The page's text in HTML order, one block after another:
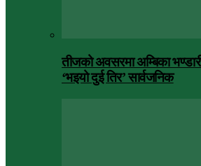
तीजको अवसरमा अम्बिका
‘भइयो दुई तिर’ सार्वजनिक